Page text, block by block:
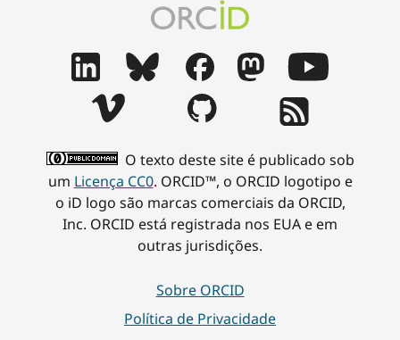
O texto deste site é publicado sob
um Licença CC0. ORCID™, o ORCID logotipo e
o iD logo são marcas comerciais da ORCID,
Inc. ORCID está registrada nos EUA e em
outras jurisdições.
Sobre ORCID
Política de Privacidade